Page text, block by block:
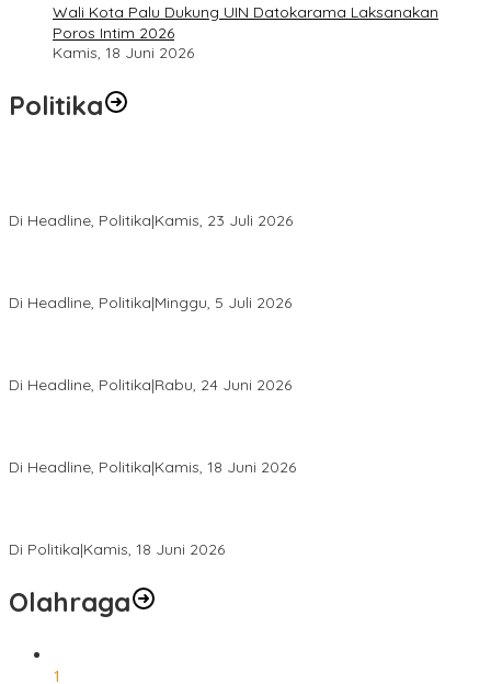
Wali Kota Palu Dukung UIN Datokarama Laksanakan
Poros Intim 2026
Kamis, 18 Juni 2026
Politika
Di Headline, Politika|Kamis, 23 Juli 2026
Di Headline, Politika|Minggu, 5 Juli 2026
Di Headline, Politika|Rabu, 24 Juni 2026
Di Headline, Politika|Kamis, 18 Juni 2026
Di Politika|Kamis, 18 Juni 2026
Olahraga
1